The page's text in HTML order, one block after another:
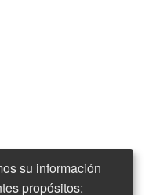
su información
propósitos: